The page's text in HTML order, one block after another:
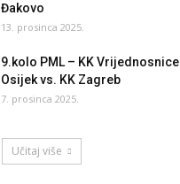
Đakovo
13. prosinca 2025.
9.kolo PML – KK Vrijednosnice
Osijek vs. KK Zagreb
7. prosinca 2025.
Učitaj više